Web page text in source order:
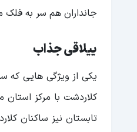
جانداران هم سر به
ییلاقی جذاب
یکی از ویژگی هایی که
تابستان نیز ساکنان